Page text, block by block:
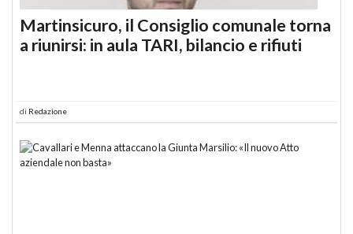
Martinsicuro, il Consiglio comunale torna
a riunirsi: in aula TARI, bilancio e rifiuti
di Redazione